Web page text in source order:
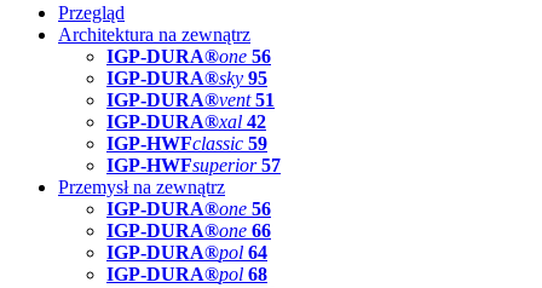
Przegląd
Architektura na zewnątrz
IGP-DURA®one 56
IGP-DURA®sky 95
IGP-DURA®vent 51
IGP-DURA®xal 42
IGP-HWFclassic 59
IGP-HWFsuperior 57
Przemysł na zewnątrz
IGP-DURA®one 56
IGP-DURA®one 66
IGP-DURA®pol 64
IGP-DURA®pol 68